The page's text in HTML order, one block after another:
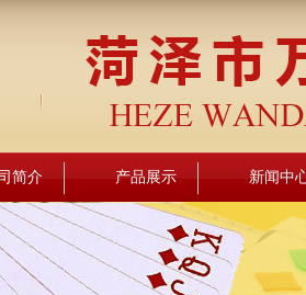
简介 产品展示 新闻中